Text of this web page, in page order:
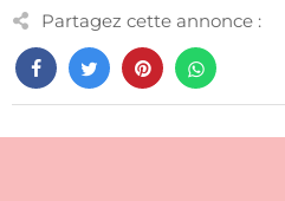
Partagez cette annonce :